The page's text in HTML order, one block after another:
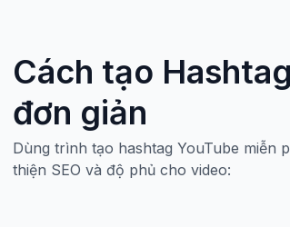
Cách tạo
đơn giản
Dùng trình tạo hashtag YouTube miễn
thiện SEO và độ phủ cho video: